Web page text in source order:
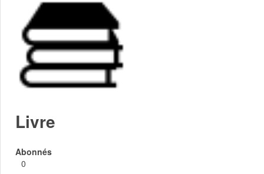
Livre
Abonnés
0